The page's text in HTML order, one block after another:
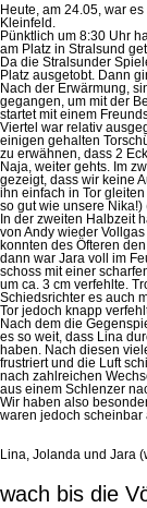
Heute, am 24.05, war
Kleinfeld.
Pünktlich um 8:30 Uhr
am Platz in Stralsund
Da die Stralsunder
Platz ausgetobt. Dann
Nach der Erwärmung,
gegangen, um mit der
startet mit einem
Viertel war relativ
einigen gehalten
zu erwähnen, dass 2
Naja, weiter gehts. Im
gezeigt, dass wir keine
ihn einfach in Tor
so gut wie unsere Nika!)
In der zweiten Halbzeit
von Andy wieder
konnten des Öfteren
dann war Jara voll im
schoss mit einer
um ca. 3 cm verfehlte.
Schiedsrichter es auch
Tor jedoch knapp
Nach dem die
es so weit, dass Lina
haben. Nach diesen
frustriert und die Luft
nach zahlreichen
aus einem Schlenzer
Wir haben also
waren jedoch scheinbar
Lina, Jolanda und Jara
wach bis die